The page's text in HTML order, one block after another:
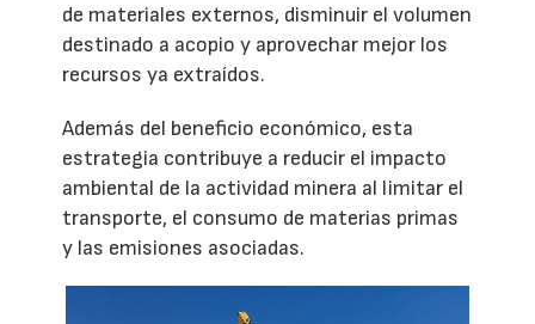
de materiales externos, disminuir el volumen
destinado a acopio y aprovechar mejor los
recursos ya extraídos.
Además del beneficio económico, esta
estrategia contribuye a reducir el impacto
ambiental de la actividad minera al limitar el
transporte, el consumo de materias primas
y las emisiones asociadas.